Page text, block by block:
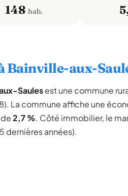
148 hab.
Bainville-aux-
Saulesest une commune
La commune affiche une
2,7 %. Côté immobilier, le
dernières années).